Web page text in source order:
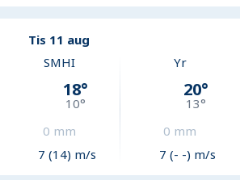
Tis 11 aug
SMHI
18°
10°
0 mm
7 (14) m/s
Yr
20°
13°
0 mm
7 (- -) m/s